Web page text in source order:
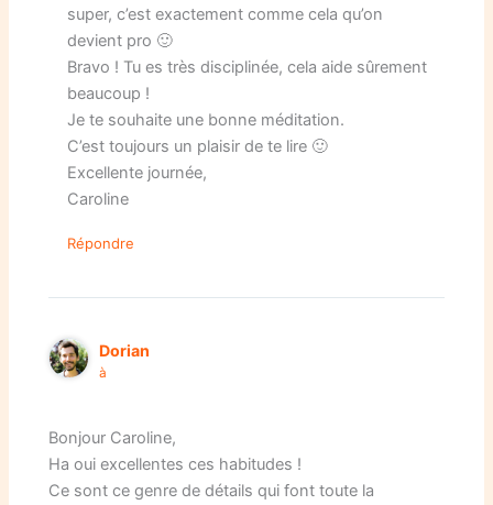
super, c’est exactement comme cela qu’on
devient pro 🙂
Bravo ! Tu es très disciplinée, cela aide sûrement
beaucoup !
Je te souhaite une bonne méditation.
C’est toujours un plaisir de te lire 🙂
Excellente journée,
Caroline
Répondre
Dorian
à
Bonjour Caroline,
Ha oui excellentes ces habitudes !
Ce sont ce genre de détails qui font toute la